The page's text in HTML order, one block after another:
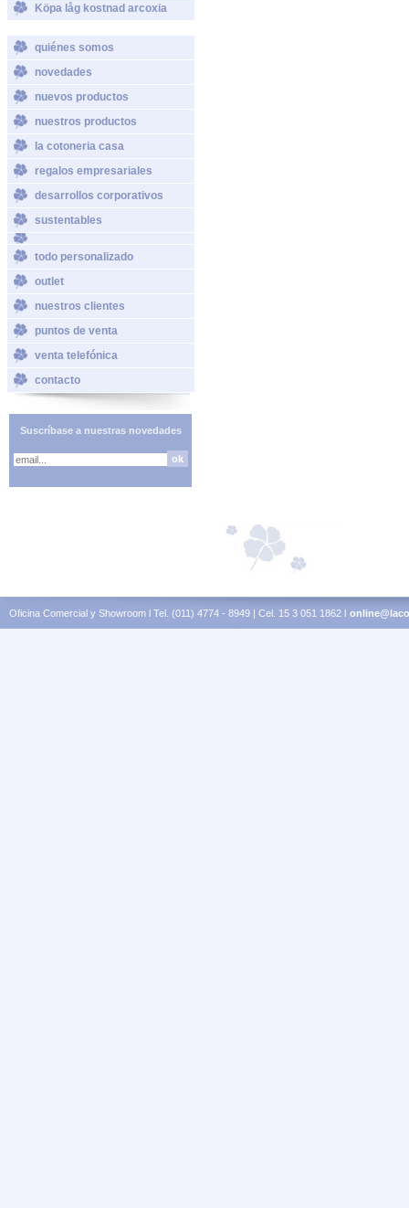
Köpa låg kostnad arcoxia
quiénes somos
novedades
nuevos productos
nuestros productos
la cotoneria casa
regalos empresariales
desarrollos corporativos
sustentables
todo personalizado
outlet
nuestros clientes
puntos de venta
venta telefónica
contacto
Suscríbase a nuestras novedades
Oficina Comercial y Showroom l Tel. (011) 4774 - 8949 | Cel. 15 3 051 1862 l